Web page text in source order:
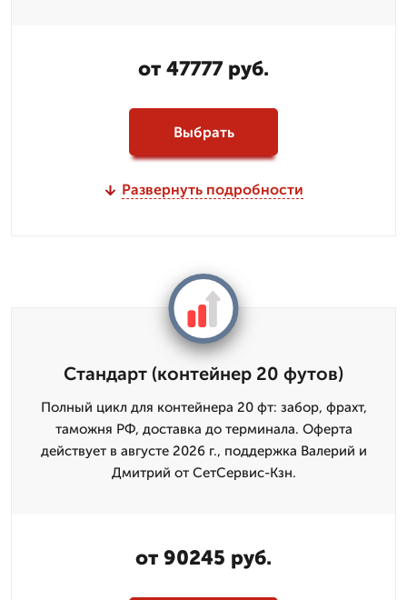
от 47777 руб.
Выбрать
Развернуть подробности
Стандарт (контейнер 20 футов)
Полный цикл для контейнера 20 фт: забор, фрахт,
таможня РФ, доставка до терминала. Оферта
действует в августе 2026 г., поддержка Валерий и
Дмитpий от СетСервис-Кзн.
от 90245 руб.